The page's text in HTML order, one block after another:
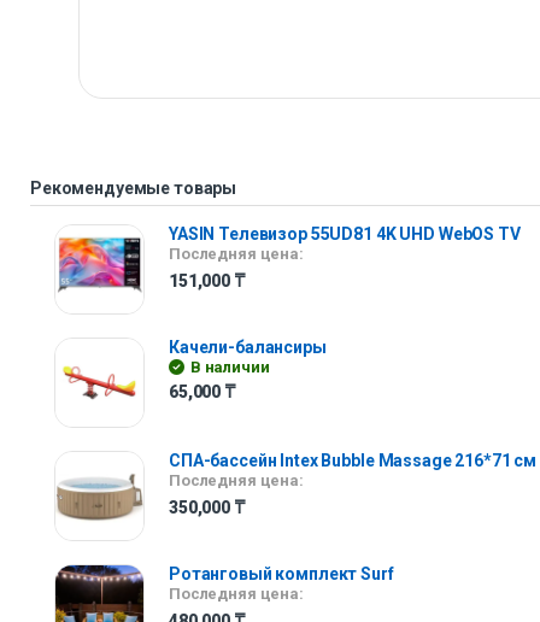
Рекомендуемые товары
YASIN Телевизор 55UD81 4K UHD WebOS TV
Последняя цена:
151,000 ₸
Качели-балансиры
В наличии
65,000 ₸
СПА-бассейн Intex Bubble Massage 216*71 см
Последняя цена:
350,000 ₸
Ротанговый комплект Surf
Последняя цена: